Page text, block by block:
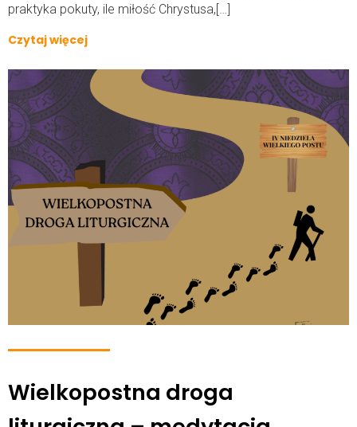
praktyka pokuty, ile miłość Chrystusa,[…]
Czytaj więcej
Wielkopostna droga